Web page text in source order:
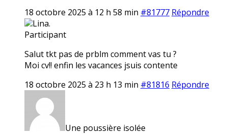
18 octobre 2025 à 12 h 58 min #81777 Répondre
Lina.
Participant
Salut tkt pas de prblm comment vas tu ?
Moi cv!! enfin les vacances jsuis contente
18 octobre 2025 à 23 h 13 min #81816 Répondre
Une poussière isolée